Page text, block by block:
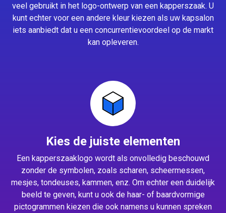
veel gebruikt in het logo-ontwerp van een kapperszaak. U
kunt echter voor een andere kleur kiezen als uw kapsalon
iets aanbiedt dat u een concurrentievoordeel op de markt
kan opleveren.
Kies de juiste elementen
Een kapperszaaklogo wordt als onvolledig beschouwd
zonder de symbolen, zoals scharen, scheermessen,
mesjes, tondeuses, kammen, enz. Om echter een duidelijk
beeld te geven, kunt u ook de haar- of baardvormige
pictogrammen kiezen die ook namens u kunnen spreken